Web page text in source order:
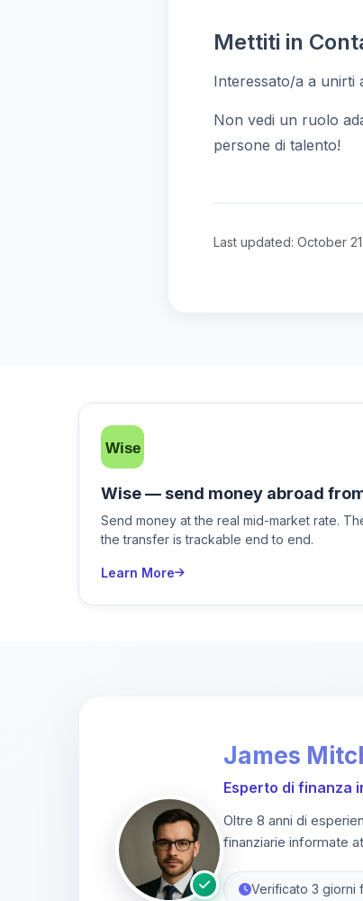
Mettiti in
Interessato/a a unirti
Non vedi un ruolo
persone di talento!
Last updated: October
Wise — send money abroad
Send money at the real mid-market rate.
the transfer is trackable end to end.
Learn More
James
Esperto di finanza
Oltre 8 anni di
finanziarie informate
Verificato 3 giorni